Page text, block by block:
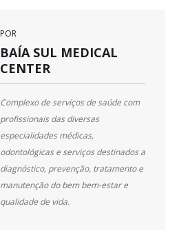
POR
BAÍA SUL MEDICAL
CENTER
Complexo de serviços de saúde com
profissionais das diversas
especialidades médicas,
odontológicas e serviços destinados a
diagnóstico, prevenção, tratamento e
manutenção do bem bem-estar e
qualidade de vida.